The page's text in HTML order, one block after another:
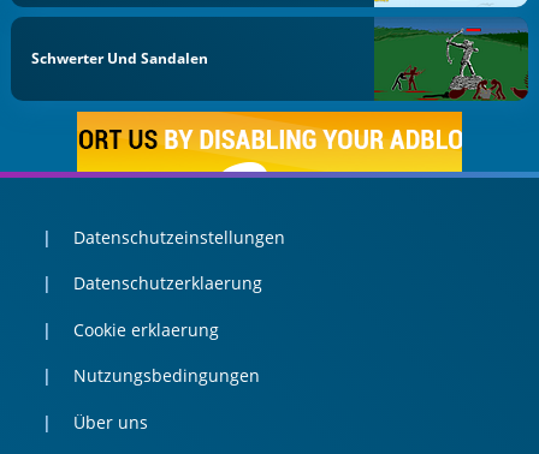
Schwerter Und Sandalen
Datenschutzeinstellungen
Datenschutzerklaerung
Cookie erklaerung
Nutzungsbedingungen
Über uns